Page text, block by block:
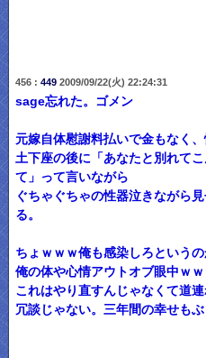
456 : 4492009/09/22(火) 22:24:31
sage忘れた。ゴメン
元嫁自体慰謝料払いで金もなく、
土下座の後に「あなたと別れて
て」って言いながら
ぐちゃぐちゃの性器泣きながら
る。
ちょｗｗｗ俺も感染しろという
俺の体や心情アウトオブ眼中ｗ
これはやり直すんじゃなくて道連
冗談じゃない。三年間の幸せもぶ